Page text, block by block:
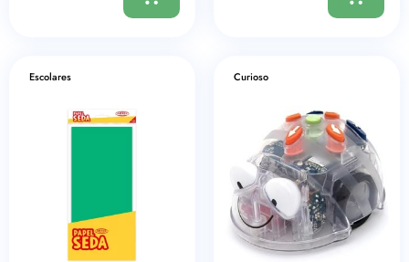
Escolares Curioso